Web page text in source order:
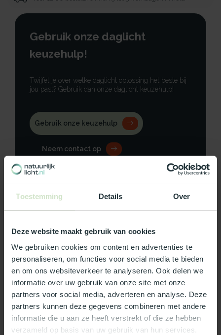
Toestemming Details Over
Deze website maakt gebruik van cookies
We gebruiken cookies om content en advertenties te
personaliseren, om functies voor social media te bieden
en om ons websiteverkeer te analyseren. Ook delen we
informatie over uw gebruik van onze site met onze
partners voor social media, adverteren en analyse. Deze
partners kunnen deze gegevens combineren met andere
informatie die u aan ze heeft verstrekt of die ze hebben
verzameld op basis van uw gebruik van hun services.
Gebruik onze daglicht
keuzehulp!
Twijfel je over welke daglicht oplossing het beste bij
jou past? Gebruik dan onze daglicht keuzehulp!
Gebruik onze keuzehulp
Neem contact op
Productomschrijving
Specificaties
Reviews
Wat ons écht bijzonder maakt:
Officieel Skylux dealer!